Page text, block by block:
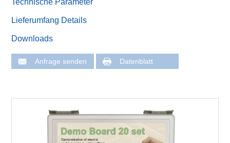
Lieferumfang Details
Downloads
Anfrage senden Datenblatt